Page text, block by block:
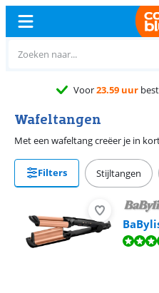
Voor23.59 uur
Wafeltangen
Filters Stijltangen
Beoordeling is 9,5 van de 10,